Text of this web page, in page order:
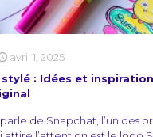
avril 1, 2025
stylé : Idées et
parle de Snapchat, l’un des